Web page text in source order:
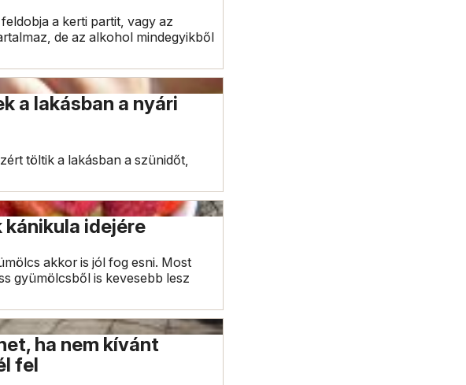
a kerti partit, vagy az
de az alkohol mindegyikből
a lakásban a nyári
töltik a lakásban a szünidőt,
idejére
akkor is jól fog esni. Most
gyümölcsből is kevesebb lesz
ha nem kívánt
fel